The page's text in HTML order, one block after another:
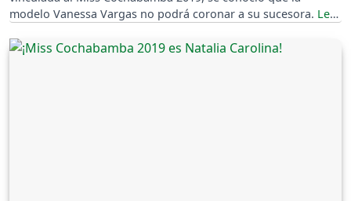
modelo Vanessa Vargas no podrá coronar a su sucesora.